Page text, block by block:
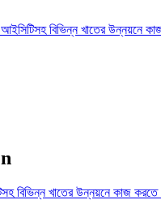
আইসিটিসহ বিভিন্ন খাতের উন্নয়নে
বিভিন্ন খাতের উন্নয়নে কাজ করতে